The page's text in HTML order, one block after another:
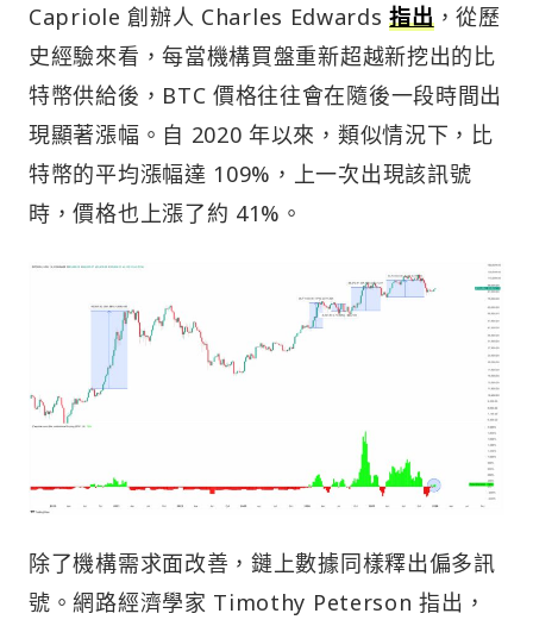
Capriole 創辦人 Charles Edwards指出，從歷
史經驗來看，每當機構買盤重新超越新挖出的比
特幣供給後，BTC 價格往往會在隨後一段時間出
現顯著漲幅。自 2020 年以來，類似情況下，比
特幣的平均漲幅達 109%，上一次出現該訊號
時，價格也上漲了約 41%。
除了機構需求面改善，鏈上數據同樣釋出偏多訊
號。網路經濟學家 Timothy Peterson 指出，